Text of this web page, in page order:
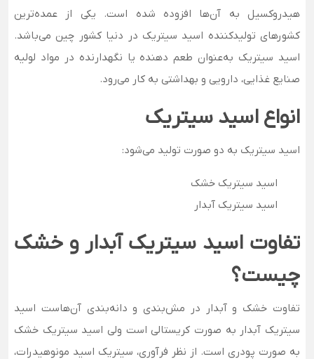
هیدروکسیل به آن‌ها افزوده شده است. یکی از عمده‌ترین
کشورهای تولیدکننده اسید سیتریک در دنیا کشور چین می‌باشد.
اسید سیتریک به‌عنوان طعم دهنده یا نگهدارنده در مواد لولیه
صنایع غذایی، دارویی و بهداشتی به کار می‌رود.
انواع اسید سیتریک
اسید سیتریک به دو صورت تولید می‌شود:
اسید سیتریک خشک
اسید سیتریک آبدار
تفاوت اسید سیتریک آبدار و خشک
چیست؟
تفاوت خشک و آبدار در مش‌بندی و دانه‌بندی آن‌هاست اسید
سیتریک آبدار به صورت کریستالی است ولی اسید سیتریک خشک
به صورت پودری است. از نظر فرآوری، سیتریک اسید مونوهیدرات،